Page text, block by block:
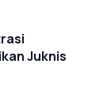
Juknis